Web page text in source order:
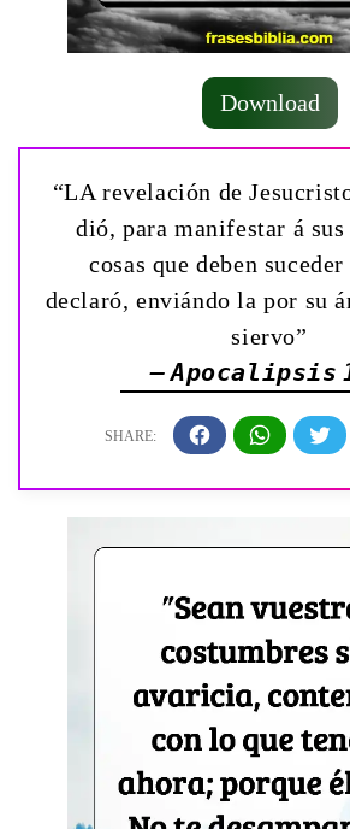
Download
“LA revelación de
dió, para manifestar á
cosas que deben
declaró, enviándo la por su
siervo”
— Apocalipsis